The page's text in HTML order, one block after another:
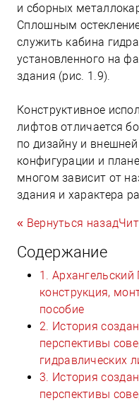
и сборных
Сплошным
служить кабина
установленного на
здания (рис. 1.9).
Конструктивное
лифтов отличается
по дизайну и внешней
конфигурации и
многом зависит от
здания и характера
« Вернуться назад
Содержание
1. Архангельский
конструкция,
пособие
2. История
перспективы
гидравлических
3. История
перспективы